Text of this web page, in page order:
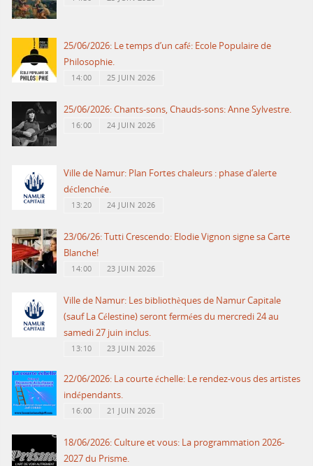
25/06/2026: Le temps d’un café: Ecole Populaire de
Philosophie.
14:00 25 JUIN 2026
25/06/2026: Chants-sons, Chauds-sons: Anne Sylvestre.
16:00 24 JUIN 2026
Ville de Namur: Plan Fortes chaleurs : phase d’alerte
déclenchée.
13:20 24 JUIN 2026
23/06/26: Tutti Crescendo: Elodie Vignon signe sa Carte
Blanche!
14:00 23 JUIN 2026
Ville de Namur: Les bibliothèques de Namur Capitale
(sauf La Célestine) seront fermées du mercredi 24 au
samedi 27 juin inclus.
13:10 23 JUIN 2026
22/06/2026: La courte échelle: Le rendez-vous des artistes
indépendants.
16:00 21 JUIN 2026
18/06/2026: Culture et vous: La programmation 2026-
2027 du Prisme.